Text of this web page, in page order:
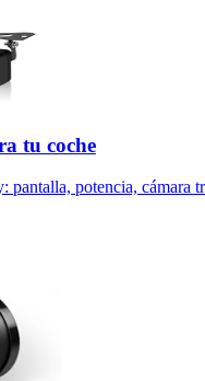
tu coche
potencia, cámara